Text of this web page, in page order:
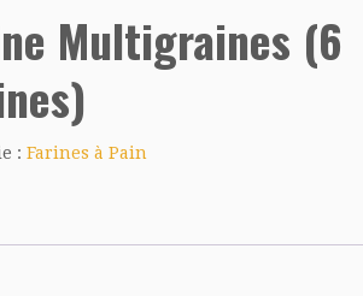
Multigraines (6
:Farines à Pain